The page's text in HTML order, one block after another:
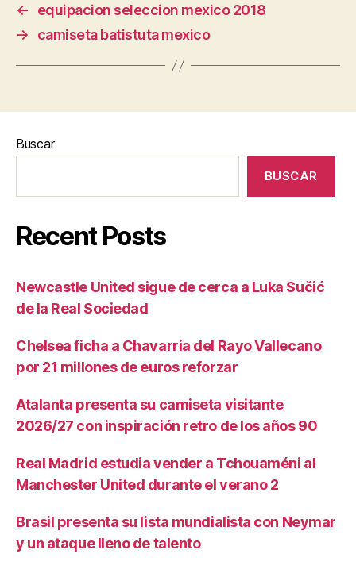
←
equipacion seleccion mexico 2018
→
camiseta batistuta mexico
Buscar
BUSCAR
Recent Posts
Newcastle United sigue de cerca a Luka Sučić
de la Real Sociedad
Chelsea ficha a Chavarria del Rayo Vallecano
por 21 millones de euros reforzar
Atalanta presenta su camiseta visitante
2026/27 con inspiración retro de los años 90
Real Madrid estudia vender a Tchouaméni al
Manchester United durante el verano 2
Brasil presenta su lista mundialista con Neymar
y un ataque lleno de talento